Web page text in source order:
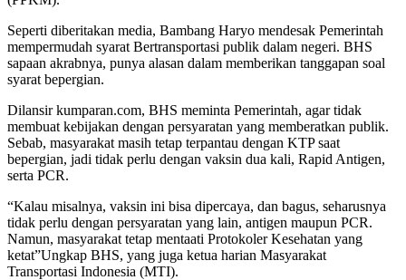
Seperti diberitakan media, Bambang Haryo mendesak Pemerintah
mempermudah syarat Bertransportasi publik dalam negeri. BHS
sapaan akrabnya, punya alasan dalam memberikan tanggapan soal
syarat bepergian.
Dilansir kumparan.com, BHS meminta Pemerintah, agar tidak
membuat kebijakan dengan persyaratan yang memberatkan publik.
Sebab, masyarakat masih tetap terpantau dengan KTP saat
bepergian, jadi tidak perlu dengan vaksin dua kali, Rapid Antigen,
serta PCR.
“Kalau misalnya, vaksin ini bisa dipercaya, dan bagus, seharusnya
tidak perlu dengan persyaratan yang lain, antigen maupun PCR.
Namun, masyarakat tetap mentaati Protokoler Kesehatan yang
ketat”Ungkap BHS, yang juga ketua harian Masyarakat
Transportasi Indonesia (MTI).